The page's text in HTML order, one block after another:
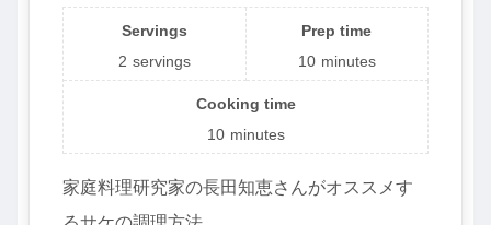
Servings
2 servings
Prep time
10 minutes
Cooking time
10 minutes
家庭料理研究家の長田知恵さんがオススメす